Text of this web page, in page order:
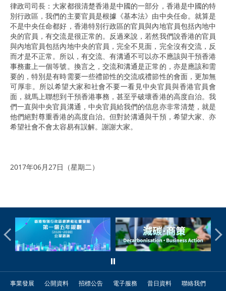
律政司司長：大家都很清楚香港是中國的一部分，香港是中國的特
別行政區，我們的主要官員是根據《基本法》由中央任命。就算是
不是中央任命都好，香港特別行政區的官員與內地官員包括內地中
央的官員，有交流是很正常的。反過來說，若然我們說香港的官員
與內地官員包括內地中央的官員，完全不見面，完全沒有交流，反
而才是不正常。所以，有交流、有溝通不可以亦不應該與干預香港
事務畫上一個等號。換言之，交流和溝通是正常的，亦是應該和需
要的，特別是有時需要一些禮節性的交流或禮節性的會面，更加無
可厚非。所以希望大家和社會不要一看見中央官員與香港官員會
面，就馬上聯想到干預香港事務，甚至乎破壞香港的高度自治。我
們一直與中央官員溝通，中央官員給我們的信息亦非常清楚，就是
他們絕對尊重香港的高度自治。但對於溝通與干預，希望大家、亦
希望社會不會太容易有誤解。謝謝大家。
2017年06月27日（星期二）
事業發展 公開資料 招標公告 電子服務 昔日資料
聯絡我們